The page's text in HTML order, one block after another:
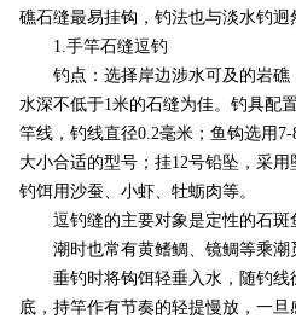
礁石缝最易挂钩，钓法也与淡水钓迥
1.手竿石缝逗钓
钓点：选择岸边涉水可及的岩礁
水深不低于1米的石缝为佳。钓具配
竿线，钓线直径0.2毫米；鱼钩选用
大小合适的型号；挂12号铅坠，采用
钓饵用沙蚕、小虾、牡蛎肉等。
逗钓缝的主要对象是定性的石斑
潮时也常有黄鳍鲷、镜鲷等乘潮
垂钓时将钩饵轻垂入水，随钓线
底，持竿作有节奏的轻提慢放，一